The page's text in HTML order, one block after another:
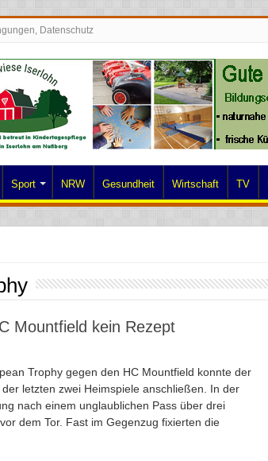
Datenschutz
Sport NRW Gesundheit Wirtschaft TV
Mountfield kein Rezept
Trophy gegen den HC Mountfield konnte der
letzten zwei Heimspiele anschließen. In der
nach einem unglaublichen Pass über drei
dem Tor. Fast im Gegenzug fixierten die